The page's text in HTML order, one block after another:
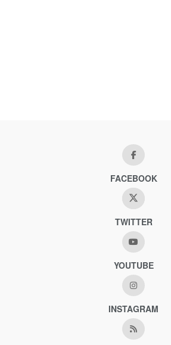
FACEBOOK
TWITTER
YOUTUBE
INSTAGRAM